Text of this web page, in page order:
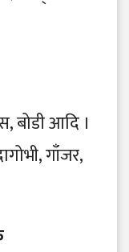
बोडी आदि ।
गाँजर,